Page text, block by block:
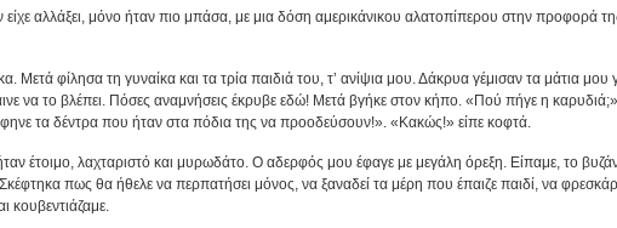
αλλάξει, μόνο ήταν πιο μπάσα, με μια δόση αμερικάνικου αλατοπίπερου στην προφορά
Μετά φίλησα τη γυναίκα και τα τρία παιδιά του, τ’ ανίψια μου. Δάκρυα γέμισαν τα μάτια
να το βλέπει. Πόσες αναμνήσεις έκρυβε εδώ! Μετά βγήκε στον κήπο. «Πού πήγε η
τα δέντρα που ήταν στα πόδια της να προοδεύσουν!». «Κακώς!» είπε κοφτά.
έτοιμο, λαχταριστό και μυρωδάτο. Ο αδερφός μου έφαγε με μεγάλη όρεξη. Είπαμε, το
πως θα ήθελε να περπατήσει μόνος, να ξαναδεί τα μέρη που έπαιζε παιδί, να
κουβεντιάζαμε.